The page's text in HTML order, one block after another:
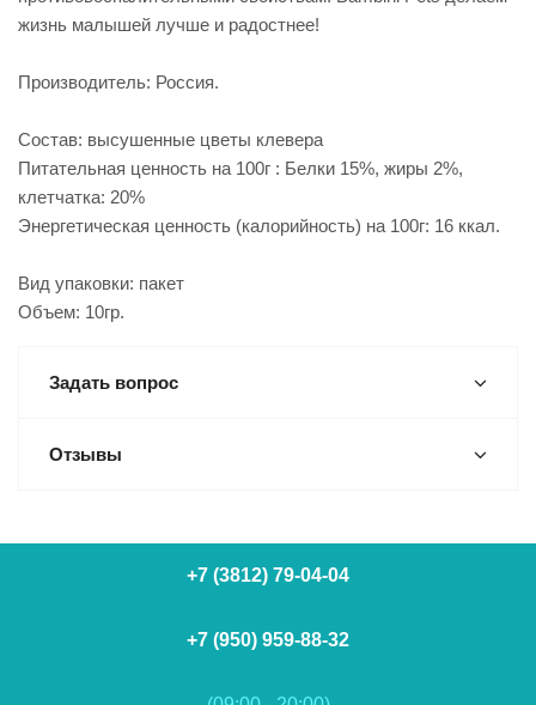
жизнь малышей лучше и радостнее!
Производитель: Россия.
Состав: высушенные цветы клевера
Питательная ценность на 100г : Белки 15%, жиры 2%,
клетчатка: 20%
Энергетическая ценность (калорийность) на 100г: 16 ккал.
Вид упаковки: пакет
Объем: 10гр.
Задать вопрос
Отзывы
+7 (3812) 79-04-04
+7 (950) 959-88-32